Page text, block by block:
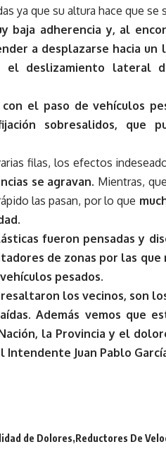
ya que su altura hace que se
baja adherencia y, al
a desplazarse hacia un
el deslizamiento lateral
con el paso de vehículos
sobresalidos, que
filas, los efectos
se agravan. Mientras,
las pasan, por lo que
.
fueron pensadas y
de zonas por las que
pesados.
los vecinos, son
Además vemos que
la Provincia y el
Juan Pablo
de Dolores Reductores De